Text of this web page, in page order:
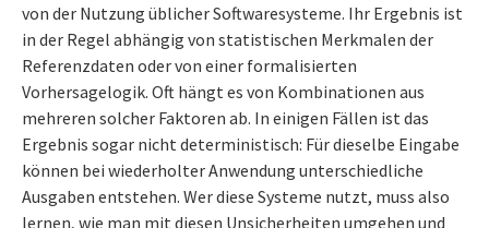
von der Nutzung üblicher Softwaresysteme. Ihr Ergebnis ist
in der Regel abhängig von statistischen Merkmalen der
Referenzdaten oder von einer formalisierten
Vorhersagelogik. Oft hängt es von Kombinationen aus
mehreren solcher Faktoren ab. In einigen Fällen ist das
Ergebnis sogar nicht deterministisch: Für dieselbe Eingabe
können bei wiederholter Anwendung unterschiedliche
Ausgaben entstehen. Wer diese Systeme nutzt, muss also
lernen, wie man mit diesen Unsicherheiten umgehen und